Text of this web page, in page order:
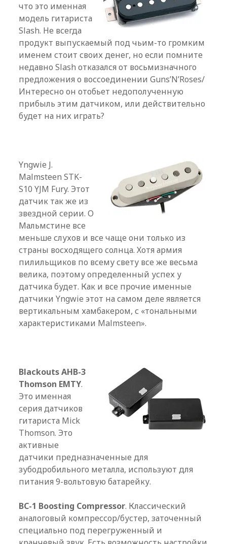
что это именная
модель гитариста
Slash. Не всегда
продукт выпускаемый под чьим-то громким
именем стоит своих денег, но если помните
недавно Slash отказался от восьмизначного
предложения о воссоединении Guns’N’Roses/
Интересно он отобьет недополученную
прибыль этим датчиком, или действительно
будет на них играть?
Yngwie J.
Malmsteen STK-
S10 YJM Fury.Этот
датчик так же из
звездной серии. О
Мальмстине все
меньше слухов и все чаще они только из
страны восходящего солнца. Хотя армия
пилильщиков по всему свету все же весьма
велика, поэтому определенный успех у
датчика будет. Как и все прочие именные
датчики Yngwie этот на самом деле является
вертикальным хамбакером, с «тональными
характеристиками Malmsteen».
Blackouts AHB-3
Thomson EMTY.
Это именная
серия датчиков
гитариста Mick
Thomson. Это
активные
датчики предназначенные для
зубодробильного металла, используют для
питания 9-вольтовую батарейку.
BC-1 Boosting Compressor. Классический
аналоговый компрессор/бустер, заточенный
специально под перегруженный и